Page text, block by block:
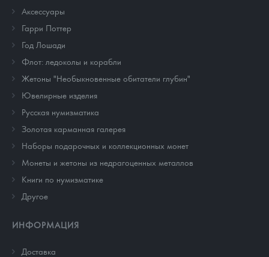
Аксессуары
Гарри Поттер
Год Лошади
Флот: ледоколы и корабли
Жетоны "Необыкновенные обитатели глубин"
Ювелирные изделия
Русская нумизматика
Золотая карманная галерея
Наборы подарочных и коллекционных монет
Монеты и жетоны из недрагоценных металлов
Книги по нумизматике
Другое
ИНФОРМАЦИЯ
Доставка